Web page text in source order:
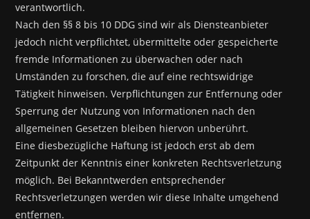
verantwortlich.
Nach den §§ 8 bis 10 DDG sind wir als Diensteanbieter
jedoch nicht verpflichtet, übermittelte oder gespeicherte
fremde Informationen zu überwachen oder nach
Umständen zu forschen, die auf eine rechtswidrige
Tätigkeit hinweisen. Verpflichtungen zur Entfernung oder
Sperrung der Nutzung von Informationen nach den
allgemeinen Gesetzen bleiben hiervon unberührt.
Eine diesbezügliche Haftung ist jedoch erst ab dem
Zeitpunkt der Kenntnis einer konkreten Rechtsverletzung
möglich. Bei Bekanntwerden entsprechender
Rechtsverletzungen werden wir diese Inhalte umgehend
entfernen.